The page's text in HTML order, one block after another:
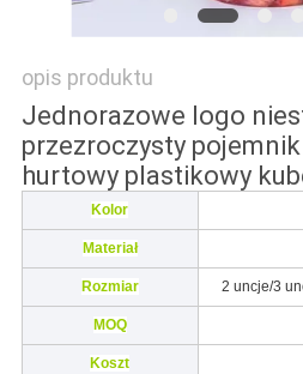
opis produktu
Jednorazowe logo
przezroczysty
hurtowy plastikowy
Kolor
Materiał
Rozmiar 2 uncje/3
MOQ
Koszt